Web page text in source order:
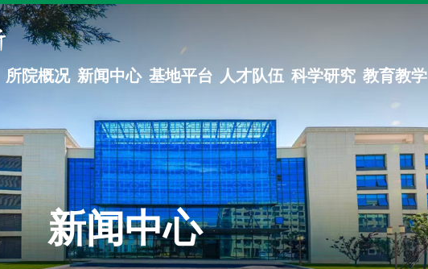
所院概况 新闻中心 基地平台 人才队伍 科学研究 教育教学
新闻中心